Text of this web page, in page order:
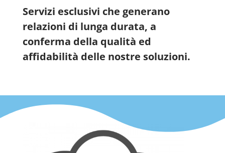
Servizi esclusivi che generano
relazioni di lunga durata, a
conferma della qualità ed
affidabilità delle nostre soluzioni.